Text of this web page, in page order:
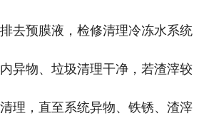
去预膜液，检修清理冷冻水系统
异物、垃圾清理干净，若渣滓较
理，直至系统异物、铁锈、渣滓